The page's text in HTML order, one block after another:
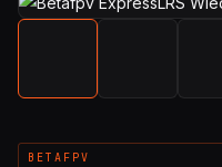
BETAFPV